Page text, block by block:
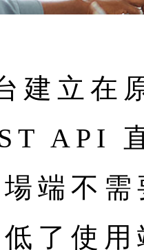
建立在
API
端不需
了使用